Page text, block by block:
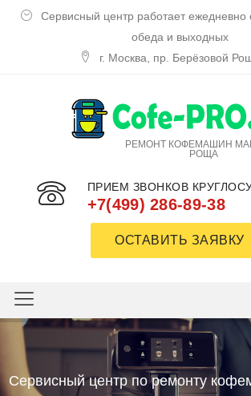
Сервисный центр работает ежедневно
обеда и выходных
г. Москва, пр. Берёзовой
РЕМОНТ КОФЕМАШИН
РОЩА
ПРИЕМ ЗВОНКОВ
+7(499) 286-89-38
ОСТАВИТЬ ЗАЯВКУ
Сервисный центр по ремонту